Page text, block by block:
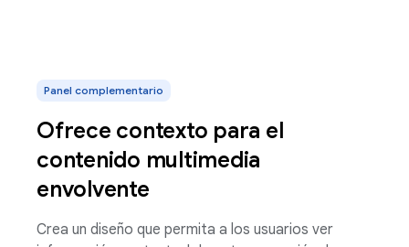
Panel complementario
Ofrece contexto para el
contenido multimedia
envolvente
Crea un diseño que permita a los usuarios ver